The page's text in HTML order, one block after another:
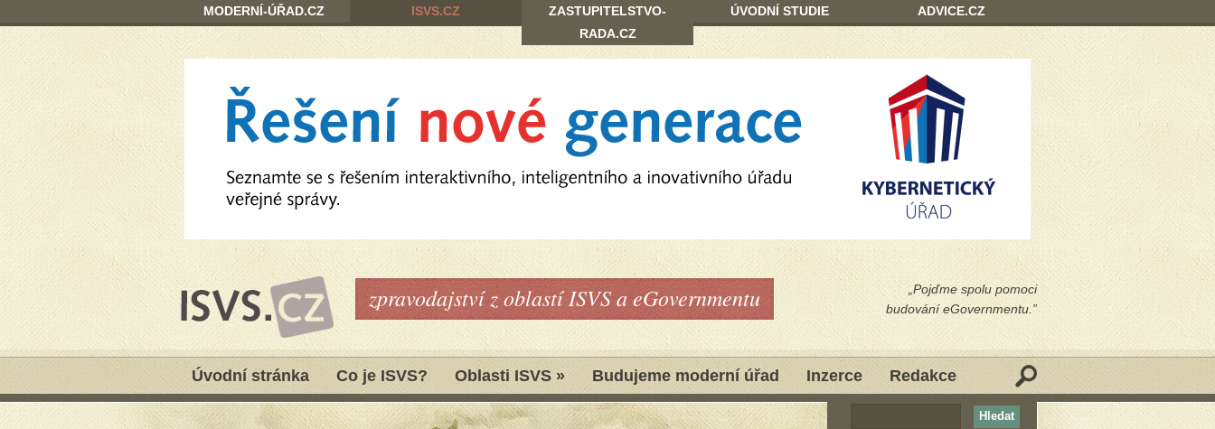
„Pojďme spolu pomoci
budování eGovernmentu.”
zpravodajství z oblastí ISVS a eGovernmentu
Úvodní stránka Co je ISVS? Oblasti ISVS » Budujeme moderní úřad Inzerce Redakce
MODERNÍ-ÚŘAD.CZ ISVS.CZ
ZASTUPITELSTVO-
RADA.CZ
ÚVODNÍ STUDIE ADVICE.CZ